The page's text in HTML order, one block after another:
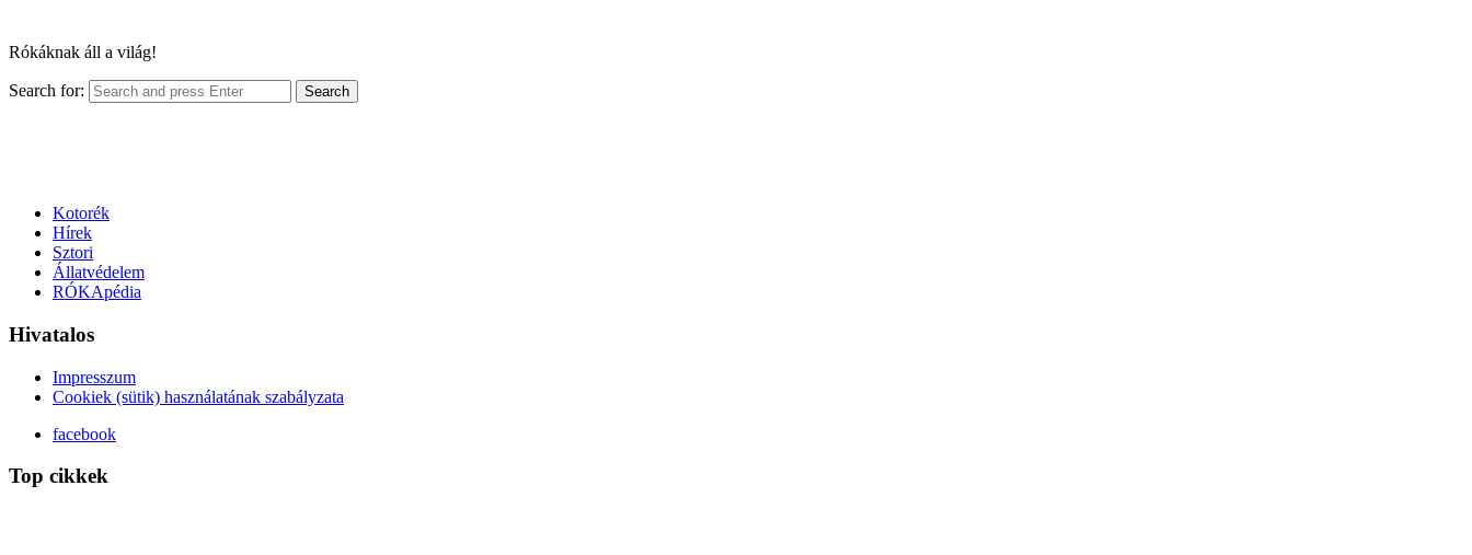
Rókáknak áll a világ!
Search for: Search
Kotorék
Hírek
Sztori
Állatvédelem
RÓKApédia
Hivatalos
Impresszum
Cookiek (sütik) használatának szabályzata
facebook
Top cikkek